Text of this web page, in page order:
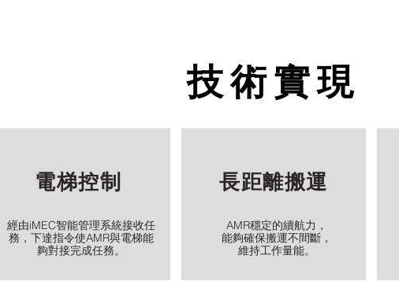
技術實現
電梯控制
經由iMEC智能管理系統接收任
務，下達指令使AMR與電梯能
夠對接完成任務。
長距離搬運
AMR穩定的續航力，
能夠確保搬運不間斷，
​維持工作量能。